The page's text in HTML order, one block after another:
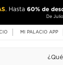
. Hasta 60% de
De
MI PALACIO APP